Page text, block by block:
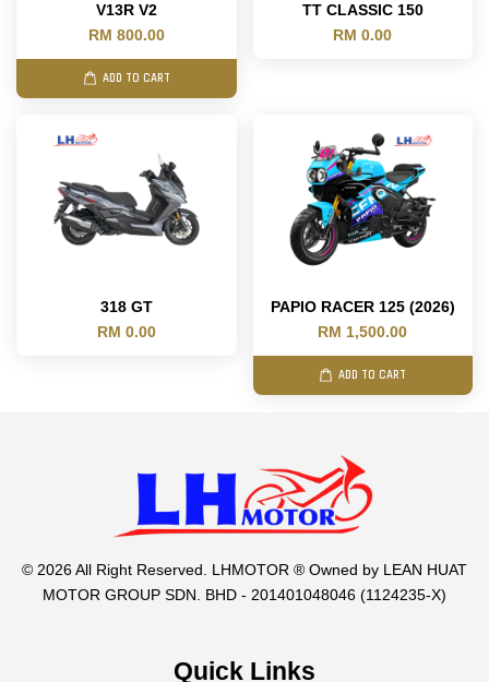
V13R V2
RM 800.00
ADD TO CART
TT CLASSIC 150
RM 0.00
318 GT
RM 0.00
PAPIO RACER 125 (2026)
RM 1,500.00
ADD TO CART
© 2026 All Right Reserved. LHMOTOR ® Owned by LEAN HUAT
MOTOR GROUP SDN. BHD - 201401048046 (1124235-X)
Quick Links